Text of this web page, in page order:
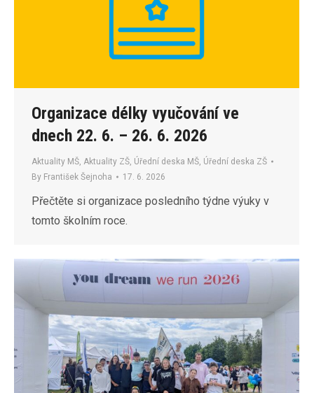
Organizace délky vyučování ve
dnech 22. 6. – 26. 6. 2026
Aktuality MŠ Aktuality ZŠ Úřední deska MŠ Úřední deska ZŠ
By František Šejnoha 17. 6. 2026
Přečtěte si organizace posledního týdne výuky v
tomto školním roce.